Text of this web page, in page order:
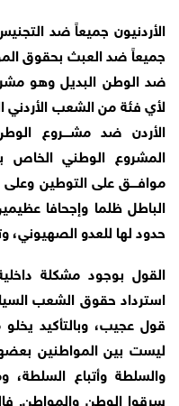
الأردنيون جميعاً ضد
جميعاً ضد العبث بحقوق
ضد الوطن البديل وهو
لأي فئة من الشعب الأردني
الأردن ضد مشــــروع
المشروع الوطني الخاص
موافــــق على التوطين
الباطل ظلما وإجحافا
حدود لها للعدو الصهيوني،
القول بوجود مشكلة
استرداد حقوق الشعب
قول عجيب، وبالتأكيد
ليست بين المواطنين
والسلطة وأتباع السلطة،
سرقوا الوطن والمواطن.